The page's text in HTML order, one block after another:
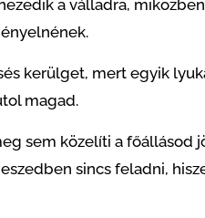
a válladra, miközben
kerülget, mert egyik
magad.
sem közelíti a főállásod
sincs feladni,